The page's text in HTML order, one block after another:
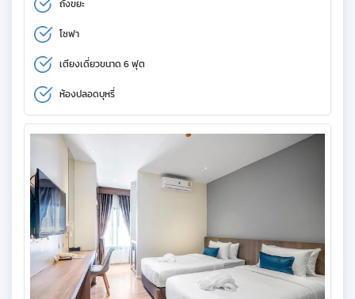
ถังขยะ
โซฟา
เตียงเดี่ยวขนาด 6 ฟุต
ห้องปลอดบุหรี่